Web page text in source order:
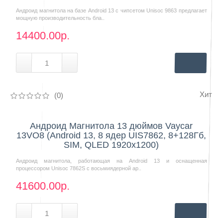
Андроид магнитола на базе Android 13 с чипсетом Unisoc 9863 предлагает
мощную производительность бла..
14400.00р.
(0) Хит
Андроид Магнитола 13 дюймов Vaycar
13VO8 (Android 13, 8 ядер UIS7862, 8+128Гб,
SIM, QLED 1920x1200)
Андроид магнитола, работающая на Android 13 и оснащенная
процессором Unisoc 7862S с восьмиядерной ар..
41600.00р.